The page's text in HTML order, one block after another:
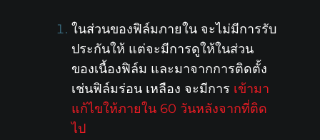
ในส่วนของฟิล์มภายใน จะไม่มีการรับ
ประกันให้ แต่จะมีการดูให้ในส่วน
ของเนื้องฟิล์ม และมาจากการติดตั้ง
เช่นฟิล์มร่อน เหลือง จะมีการ เข้ามา
แก้ไขให้ภายใน 60 วันหลังจากที่ติด
ไป